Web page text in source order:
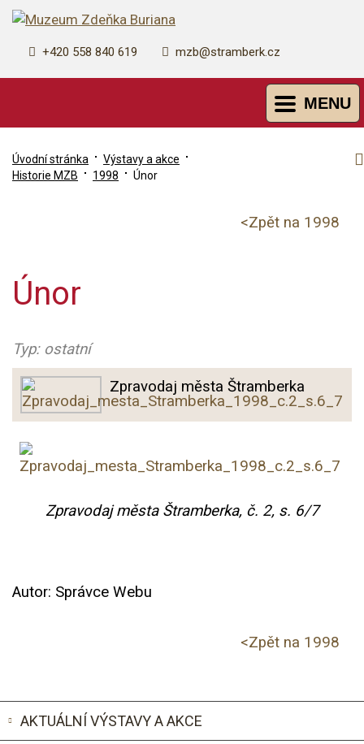
+420 558 840 619 mzb@stramberk.cz
Otevřit
MENU
Úvodní stránka
Výstavy a akce
Historie MZB
1998 Únor
AKTUÁLNÍ VÝSTAVY A AKCE
<Zpět na 1998
Únor
Typ: ostatní
Zpravodaj města Štramberka
Zpravodaj města Štramberka, č. 2, s. 6/7
Autor: Správce Webu
<Zpět na 1998